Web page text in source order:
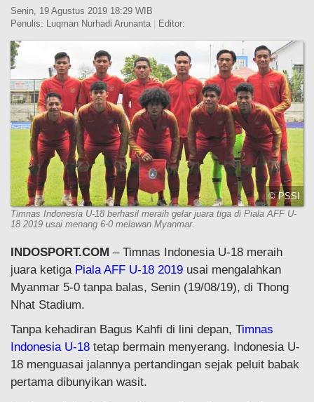
LIGA PRANCIS
LIGA EUROPA
Senin, 19 Agustus 2019 18:29 WIB
Penulis: Luqman Nurhadi Arunanta Editor:
© PSSI
Timnas Indonesia U-18 berhasil meraih gelar juara tiga di Piala AFF U-
18 2019 usai menang 6-0 melawan Myanmar.
INDOSPORT.COM – Timnas Indonesia U-18 meraih
juara ketiga Piala AFF U-18 2019 usai mengalahkan
Myanmar 5-0 tanpa balas, Senin (19/08/19), di Thong
Nhat Stadium.
Tanpa kehadiran Bagus Kahfi di lini depan, Timnas
Indonesia U-18 tetap bermain menyerang. Indonesia U-
18 menguasai jalannya pertandingan sejak peluit babak
pertama dibunyikan wasit.